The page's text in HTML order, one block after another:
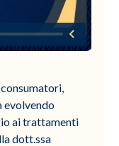
evolvendo
ai trattamenti
dott.ssa